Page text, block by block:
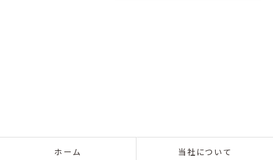
ホーム 当社について